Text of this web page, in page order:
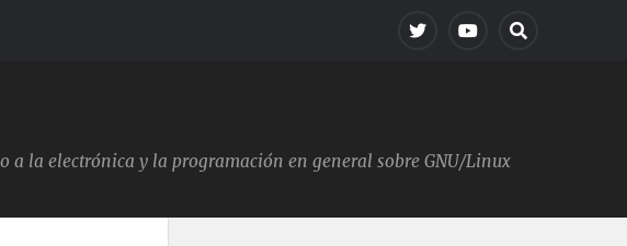
a la electrónica y la programación en general sobre GNU/Linux